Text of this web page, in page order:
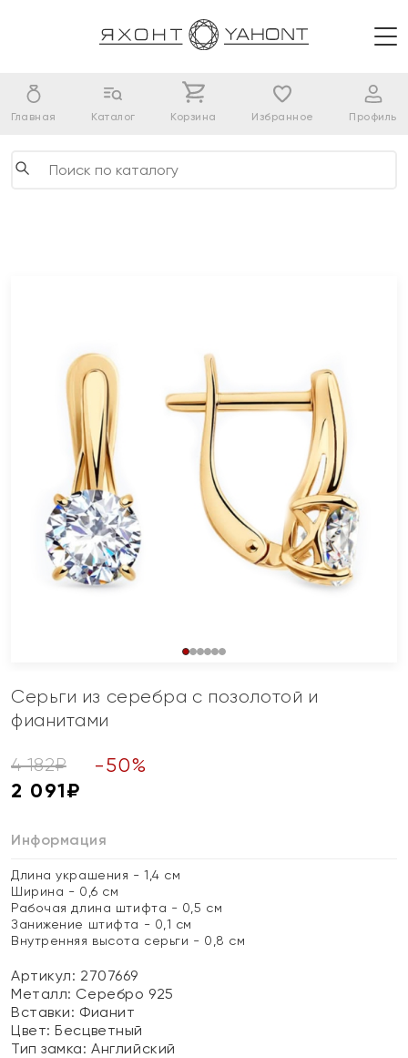
Главная Каталог Корзина Избранное Профиль
Серьги из серебра с позолотой и
фианитами
4 182₽ -50%
2 091₽
Информация
Длина украшения - 1,4 см
Ширина - 0,6 см
Рабочая длина штифта - 0,5 см
Занижение штифта - 0,1 см
Внутренняя высота серьги - 0,8 см
Артикул: 2707669
Металл: Серебро 925
Вставки: Фианит
Цвет:Бесцветный
Тип замка:Английский